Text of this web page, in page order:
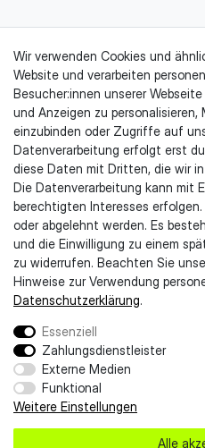
Rechtliches &
Impressum
AGB
Datenschutzerklärung
Kontaktformular
Widerruf erklären
Widerrufsrecht
Entsorgungshinweise
Lieferung & Zahlung
Barrierefreiheit
Wir verwenden Cookies und
Website und verarbeiten
Besucher:innen unserer
und Anzeigen zu
einzubinden oder Zugriffe auf
Datenverarbeitung erfolgt erst
diese Daten mit Dritten, die wir
Die Datenverarbeitung kann mit
berechtigten Interesses
oder abgelehnt werden. Es
und die Einwilligung zu einem
zu widerrufen. Beachten Sie
Hinweise zur Verwendung
Daten­schutz­erklärung.
Essenziell
Zahlungsdienstleister
Externe Medien
Funktional
Weitere Einstellungen
Alle